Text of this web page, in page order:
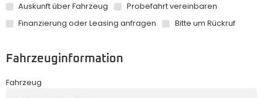
Auskunft über Fahrzeug
Probefahrt vereinbaren
Finanzierung oder Leasing anfragen
Bitte um Rückruf
Fahrzeuginformation
Fahrzeug